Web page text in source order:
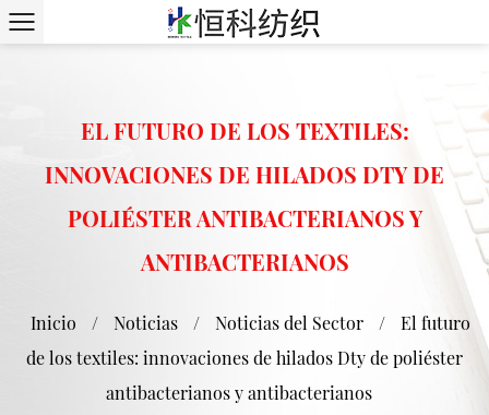
EL FUTURO DE LOS TEXTILES:
INNOVACIONES DE HILADOS DTY DE
POLIÉSTER ANTIBACTERIANOS Y
ANTIBACTERIANOS
Inicio / Noticias / Noticias del Sector /
El futuro
de los textiles: innovaciones de hilados Dty de poliéster
antibacterianos y antibacterianos